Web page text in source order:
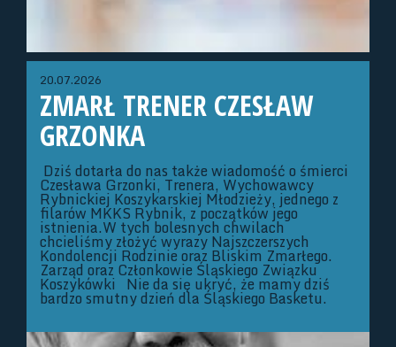
20.07.2026
ZMARŁ TRENER CZESŁAW
GRZONKA
Dziś dotarła do nas także wiadomość o śmierci
Czesława Grzonki, Trenera, Wychowawcy
Rybnickiej Koszykarskiej Młodzieży, jednego z
filarów MKKS Rybnik, z początków jego
istnienia.W tych bolesnych chwilach
chcieliśmy złożyć wyrazy Najszczerszych
Kondolencji Rodzinie oraz Bliskim Zmarłego.
Zarząd oraz Członkowie Śląskiego Związku
Koszykówki Nie da się ukryć, że mamy dziś
bardzo smutny dzień dla Śląskiego Basketu.